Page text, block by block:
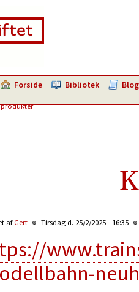
Forside Bibliotek Blog
produkter
af Gert Tirsdag d. 25/2/2025 - 16:35